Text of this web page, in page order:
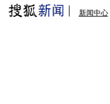
新闻中心